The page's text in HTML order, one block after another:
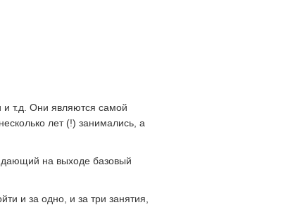
и т.д. Они являются самой
лет (!) занимались, а
на выходе базовый
и за одно, и за три занятия,